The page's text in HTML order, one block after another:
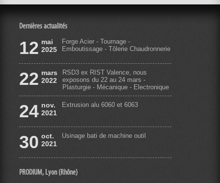
Dernières actualités
12 mai
2025
Forge Acier - Tournage -
Emboutissage - Tôlerie Chaudronnerie
22 mars
2022
RSD3 ex RIST Valence, nous
exposons du 22 au 24 mars -
Plasturgie - Mécanique - Electronique
24 nov.
2021
Extrusion alu 6060 et 6063
30 oct.
2021
Usinage bati de machine outil
PRODIUM, Lyon (Rhône)